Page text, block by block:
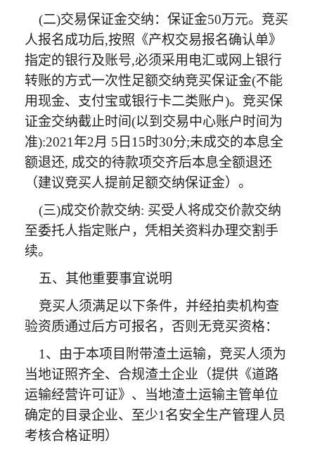
(二)交易保证金交纳：保证金50万元。竞买
人报名成功后,按照《产权交易报名确认单》
指定的银行及账号,必须采用电汇或网上银行
转账的方式一次性足额交纳竞买保证金(不能
用现金、支付宝或银行卡二类账户)。竞买保
证金交纳截止时间(以到交易中心账户时间为
准):2021年2月 5日15时30分;未成交的本息全
额退还, 成交的待款项交齐后本息全额退还
（建议竞买人提前足额交纳保证金）。
(三)成交价款交纳: 买受人将成交价款交纳
至委托人指定账户，凭相关资料办理交割手
续。
五、其他重要事宜说明
竞买人须满足以下条件，并经拍卖机构查
验资质通过后方可报名，否则无竞买资格：
1、由于本项目附带渣土运输，竞买人须为
当地证照齐全、合规渣土企业（提供《道路
运输经营许可证》、当地渣土运输主管单位
确定的目录企业、至少1名安全生产管理人员
考核合格证明）